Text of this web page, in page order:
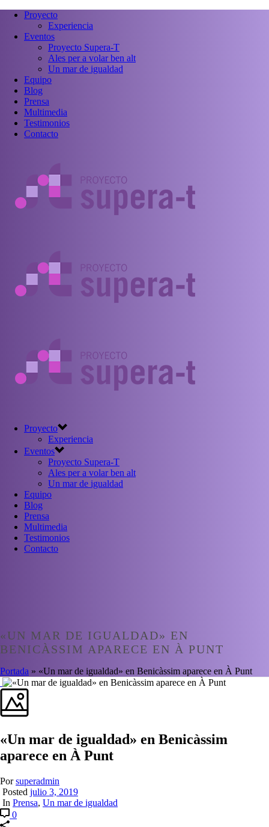
Proyecto
Experiencia
Eventos
Proyecto Supera-T
Ales per a volar ben alt
Un mar de igualdad
Equipo
Blog
Prensa
Multimedia
Testimonios
Contacto
Proyecto
Experiencia
Eventos
Proyecto Supera-T
Ales per a volar ben alt
Un mar de igualdad
Equipo
Blog
Prensa
Multimedia
Testimonios
Contacto
«UN MAR DE IGUALDAD» EN
BENICÀSSIM APARECE EN À PUNT
Portada » «Un mar de igualdad» en Benicàssim aparece en À Punt
«Un mar de igualdad» en Benicàssim
aparece en À Punt
Porsuperadmin
Posted julio 3, 2019
In Prensa, Un mar de igualdad
0